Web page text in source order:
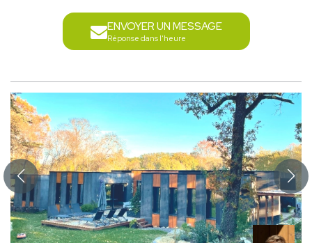
ENVOYER UN MESSAGE
Réponse dans l'heure